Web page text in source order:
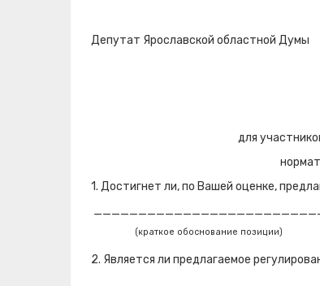
Депутат Ярославской
для
1. Достигнет ли, по Вашей оценке,
(краткое обоснование позиции)
2. Является ли предлагаемое